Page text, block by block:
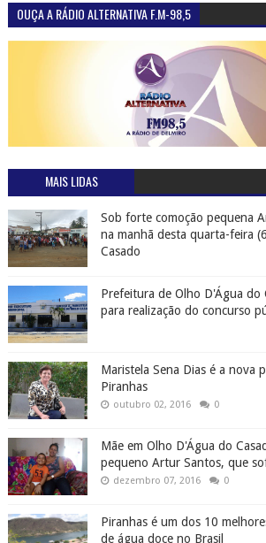
OUÇA A RÁDIO ALTERNATIVA F.M-98,5
MAIS LIDAS
Sob forte comoção pequena
na manhã desta quarta-feira
Casado
Prefeitura de Olho D'Água do
para realização do concurso
Maristela Sena Dias é a nova
Piranhas
outubro 02, 2016 0
Mãe em Olho D'Água do
pequeno Artur Santos, que
dezembro 07, 2016 0
Piranhas é um dos 10
de água doce no Brasil